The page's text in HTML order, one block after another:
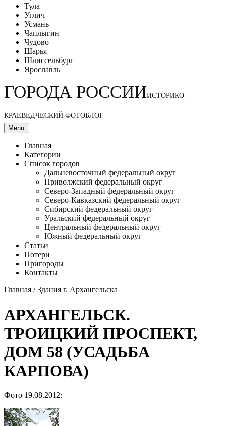
Тула
Углич
Усмань
Чаплыгин
Чудово
Шарья
Шлиссельбург
Ярославль
ГОРОДА РОССИИИСТОРИКО-
КРАЕВЕДЧЕСКИЙ ФОТОБЛОГ
Menu
Главная
Категории
Список городов
Дальневосточный федеральный округ
Приволжский федеральный округ
Северо-Западный федеральный округ
Северо-Кавказский федеральный округ
Сибирский федеральный округ
Уральский федеральный округ
Центральный федеральный округ
Южный федеральный округ
Статьи
Потери
Пригороды
Контакты
Главная /Здания г. Архангельска
АРХАНГЕЛЬСК.
ТРОИЦКИЙ ПРОСПЕКТ,
ДОМ 58 (УСАДЬБА
КАРПОВА)
Фото 19.08.2012: